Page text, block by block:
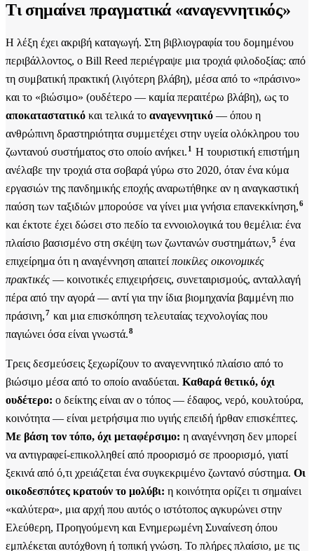
Τι σημαίνει πραγματικά «αναγεννητικός»
Η λέξη έχει ακριβή καταγωγή. Στη βιβλιογραφία του δομημένου
περιβάλλοντος, ο Bill Reed περιέγραψε μια τροχιά φιλοδοξίας: από
τη συμβατική πρακτική (λιγότερη βλάβη), μέσα από το «πράσινο»
και το «βιώσιμο» (ουδέτερο — καμία περαιτέρω βλάβη), ως το
αποκαταστατικό και τελικά το αναγεννητικό — όπου η
ανθρώπινη δραστηριότητα συμμετέχει στην υγεία ολόκληρου του
ζωντανού συστήματος στο οποίο ανήκει. 1 Η τουριστική επιστήμη
ανέλαβε την τροχιά στα σοβαρά γύρω στο 2020, όταν ένα κύμα
εργασιών της πανδημικής εποχής αναρωτήθηκε αν η αναγκαστική
παύση των ταξιδιών μπορούσε να γίνει μια γνήσια επανεκκίνηση,6
και έκτοτε έχει δώσει στο πεδίο τα εννοιολογικά του θεμέλια: ένα
πλαίσιο βασισμένο στη σκέψη των ζωντανών συστημάτων,5 ένα
επιχείρημα ότι η αναγέννηση απαιτεί ποικίλες οικονομικές
πρακτικές — κοινοτικές επιχειρήσεις, συνεταιρισμούς, ανταλλαγή
πέρα από την αγορά — αντί για την ίδια βιομηχανία βαμμένη πιο
πράσινη,7 και μια επισκόπηση τελευταίας τεχνολογίας που
παγιώνει όσα είναι γνωστά.8
Τρεις δεσμεύσεις ξεχωρίζουν το αναγεννητικό πλαίσιο από το
βιώσιμο μέσα από το οποίο αναδύεται. Καθαρά θετικό, όχι
ουδέτερο: ο δείκτης είναι αν ο τόπος — έδαφος, νερό, κουλτούρα,
κοινότητα — είναι μετρήσιμα πιο υγιής επειδή ήρθαν επισκέπτες.
Με βάση τον τόπο, όχι μεταφέρσιμο: η αναγέννηση δεν μπορεί
να αντιγραφεί-επικολληθεί από προορισμό σε προορισμό, γιατί
ξεκινά από ό,τι χρειάζεται ένα συγκεκριμένο ζωντανό σύστημα. Οι
οικοδεσπότες κρατούν το μολύβι: η κοινότητα ορίζει τι σημαίνει
«καλύτερα», μια αρχή που αυτός ο ιστότοπος αγκυρώνει στην
Ελεύθερη, Προηγούμενη και Ενημερωμένη Συναίνεση όπου
εμπλέκεται αυτόχθονη ή τοπική γνώση. Το πλήρες πλαίσιο, με τις